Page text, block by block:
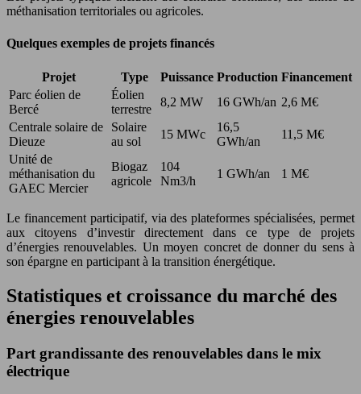
méthanisation territoriales ou agricoles.
Quelques exemples de projets financés
Projet Type Puissance Production Financement
Parc éolien de
Bercé
Éolien
terrestre
8,2 MW 16 GWh/an 2,6 M€
Centrale solaire de
Dieuze
Solaire
au sol
15 MWc
16,5
GWh/an
11,5 M€
Unité de
méthanisation du
GAEC Mercier
Biogaz
agricole
104
Nm3/h
1 GWh/an 1 M€
Le financement participatif, via des plateformes spécialisées, permet
aux citoyens d’investir directement dans ce type de projets
d’énergies renouvelables. Un moyen concret de donner du sens à
son épargne en participant à la transition énergétique.
Statistiques et croissance du marché des
énergies renouvelables
Part grandissante des renouvelables dans le mix
électrique